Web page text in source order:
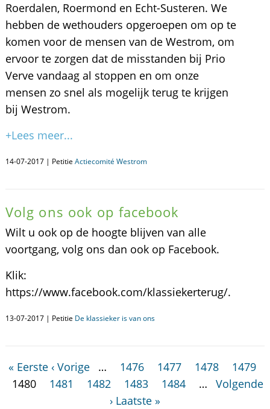
Roerdalen, Roermond en Echt-Susteren. We
hebben de wethouders opgeroepen om op te
komen voor de mensen van de Westrom, om
ervoor te zorgen dat de misstanden bij Prio
Verve vandaag al stoppen en om onze
mensen zo snel als mogelijk terug te krijgen
bij Westrom.
+Lees meer...
14-07-2017 | Petitie Actiecomité Westrom
Volg ons ook op facebook
Wilt u ook op de hoogte blijven van alle
voortgang, volg ons dan ook op Facebook.
Klik:
https://www.facebook.com/klassiekerterug/.
13-07-2017 | Petitie De klassieker is van ons
« Eerste ‹ Vorige … 1476 1477 1478
1479
1480
1481 1482 1483 1484 …
Volgende
› Laatste »